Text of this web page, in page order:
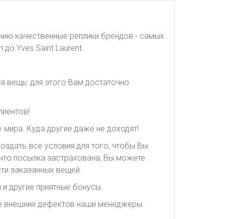
качественные реплики брендов - самых
до Yves Saint Laurent.
вещь: для этого Вам достаточно
Куда другие даже не доходят!
все условия для того, чтобы Вы
посылка застрахована, Вы можете
заказанных вещей.
другие приятные бонусы.
внешних дефектов наши менеджеры.